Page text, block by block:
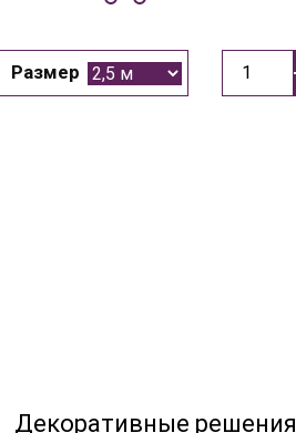
Размер
Декоративные решения